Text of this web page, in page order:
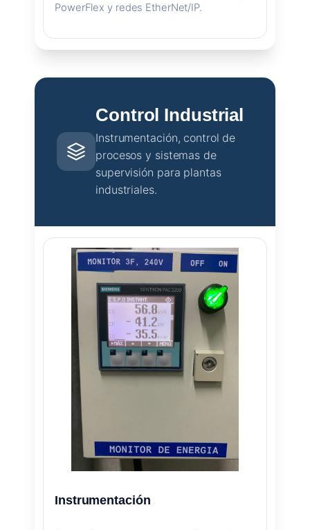
PowerFlex y redes EtherNet/IP.
Control Industrial
Instrumentación, control de
procesos y sistemas de
supervisión para plantas
industriales.
Instrumentación